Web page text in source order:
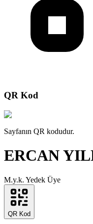
QR Kod
Sayfanın QR kodudur.
ERCAN
M.y.k. Yedek Üye
QR Kod